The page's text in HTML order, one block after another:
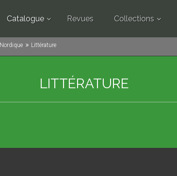
Catalogue Revues Collections
Nordique Littérature
LITTÉRATURE